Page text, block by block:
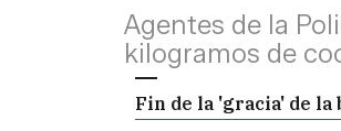
Agentes de la
kilogramos de
Fin de la 'gracia' de la